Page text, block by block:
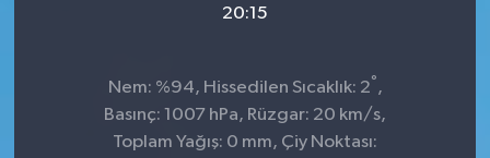
20:15
Nem: %94, Hissedilen Sıcaklık: 2° ,
Basınç: 1007 hPa, Rüzgar: 20 km/s,
Toplam Yağış: 0 mm, Çiy Noktası: